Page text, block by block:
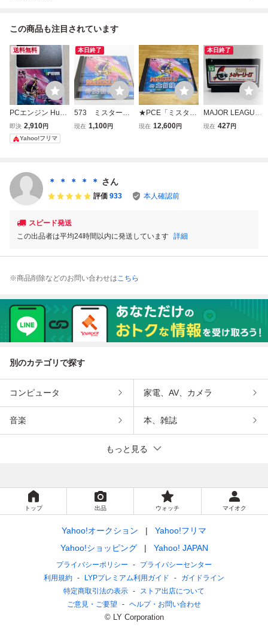
この商品も注目されています
送料無料
PCエンジン HuC
ARD 「ミスター
ヘリの大冒険」 IR
EM Vol.2
即決 2,910円
Yahoo!フリマ
本日終了
573 ミスターヘ
リの大冒険 IC01
現在 1,100円
★PCE「ミスター
ヘリの大冒険(Mr.
現在 12,600円
本日終了
MAJOR LEAGUE
メジャーリーグ 1
現在 427円
＊ ＊ ＊ ＊ ＊ さん
評価 933 本人確認前
スピード発送
この出品者は平均24時間以内に発送しています 詳細
※商品削除などのお問い合わせはこちら
別のカテゴリで探す
コンピュータ 家電、AV、カメラ
音楽 本、雑誌
もっと見る
トップ 出品 ウォッチ マイオク
Yahoo!オークション
Yahoo!フリマ
Yahoo!ショッピング
Yahoo! JAPAN
プライバシーポリシー
プライバシーセンター
利用規約
LYPプレミアム利用ガイド
ガイドライン
特定商取引法の表示
ストア出店について
ご意見・ご要望
ヘルプ・お問い合わせ
© LY Corporation